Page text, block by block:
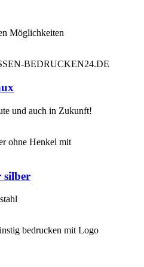
Möglichkeiten
und auch in Zukunft!
silber